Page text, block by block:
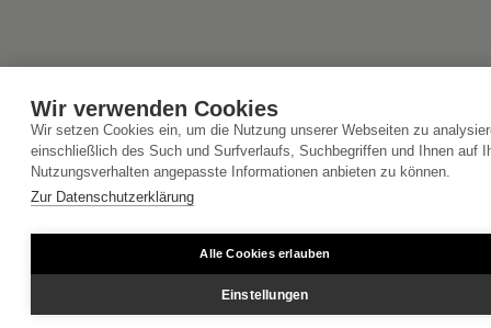
Wir verwenden Cookies
Wir setzen Cookies ein, um die Nutzung unserer Webseiten zu
einschließlich des Such und Surfverlaufs, Suchbegriffen und Ihnen auf
Nutzungsverhalten angepasste Informationen anbieten zu können.
Zur Datenschutzerklärung
Alle Cookies erlauben
Einstellungen